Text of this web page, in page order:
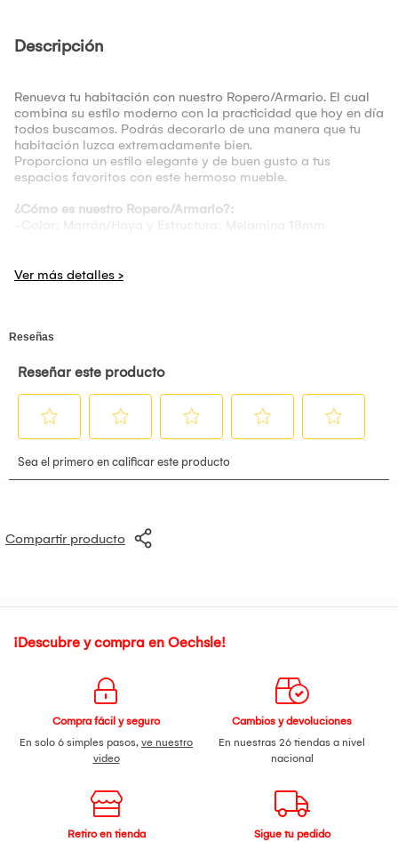
Descripción
Renueva tu habitación con nuestro Ropero/Armario. El cual
combina su estilo moderno con la practicidad que hoy en día
todos buscamos. Podrás decorarlo de una manera que tu
habitación luzca extremadamente bien.
Proporciona un estilo elegante y de buen gusto a tus
espacios favoritos con este hermoso mueble.
¿Cómo es nuestro Ropero/Armario?:
-Color: Marrón/Haya y Estructura: Melamina 18mm
Largo 83
*Producto fabricado a pedido. *No se aceptan
*El producto viene armado
*Las fotos se encuentran ambientadas.
*La iluminación puede hacer que el color varíe
Compartir producto
¡Descubre y compra en Oechsle!
Compra fácil y seguro
En solo 6 simples pasos, ve nuestro
video
Cambios y devoluciones
En nuestras 26 tiendas a nivel
nacional
Retiro en tienda
Sigue tu pedido